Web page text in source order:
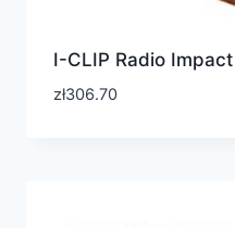
I-CLIP Radio Impact
zł306.70